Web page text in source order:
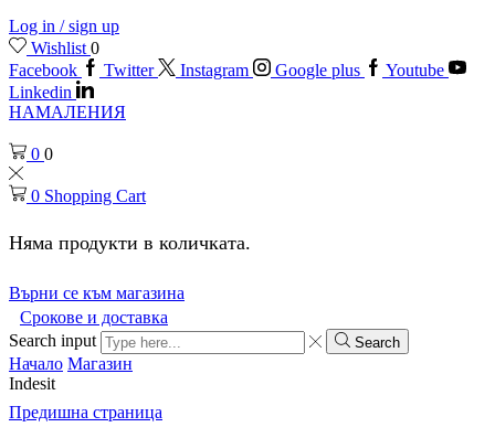
Log in / sign up
Wishlist 0
Facebook
Twitter Instagram Google plus
Youtube
Linkedin
НАМАЛЕНИЯ
0 0
0 Shopping Cart
Няма продукти в количката.
Върни се към магазина
Срокове и доставка
Search input
Search
Начало Магазин
Indesit
Предишна страница